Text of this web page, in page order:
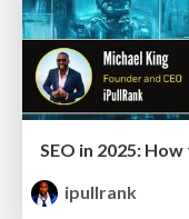
ipullrank